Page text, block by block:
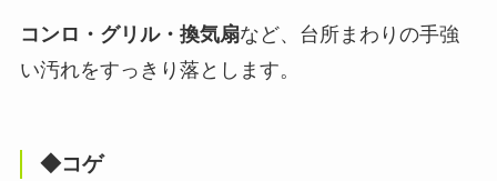
コンロ・グリル・換気扇など、台所まわりの手強
い汚れをすっきり落とします。
◆コゲ